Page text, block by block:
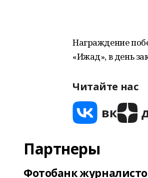
Награждение
«Ижад», в день
Читайте нас
Партнеры
Фотобанк